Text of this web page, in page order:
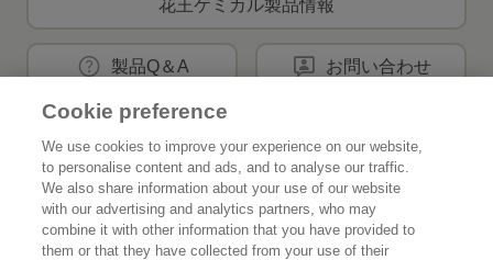
花王ケミカル製品情報
製品Q＆A お問い合わせ
花王公式SNSアカウント
Cookie preference
We use cookies to improve your experience on our website,
to personalise content and ads, and to analyse our traffic.
We also share information about your use of our website
with our advertising and analytics partners, who may
combine it with other information that you have provided to
them or that they have collected from your use of their